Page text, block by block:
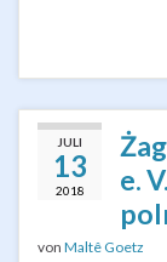
JULI
13
2018
e.
von Maltê Goetz